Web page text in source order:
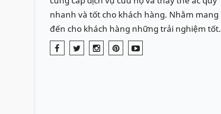
nhanh và tốt cho khách hàng. Nhằm mang
đến cho khách hàng những trải nghiệm tốt.